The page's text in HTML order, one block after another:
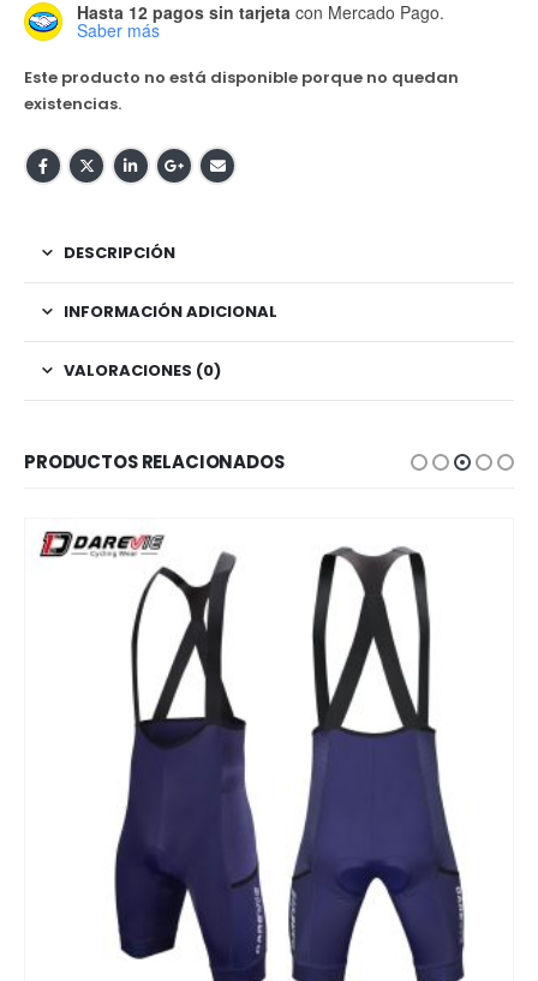
Hasta 12 pagos sin tarjeta con Mercado Pago.
Saber más
Este producto no está disponible porque no quedan
existencias.
DESCRIPCIÓN
INFORMACIÓN ADICIONAL
VALORACIONES (0)
PRODUCTOS RELACIONADOS